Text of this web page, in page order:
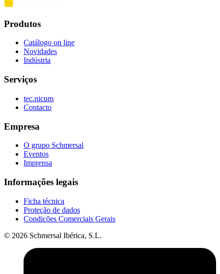
Produtos
Catálogo on line
Novidades
Indústria
Serviços
tec.nicum
Contacto
Empresa
O grupo Schmersal
Eventos
Imprensa
Informações legais
Ficha técnica
Proteção de dados
Condições Comerciais Gerais
© 2026 Schmersal Ibérica, S.L.